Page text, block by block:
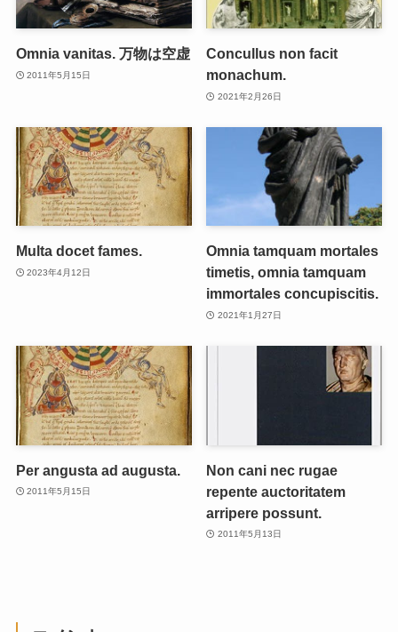
Omnia vanitas. 万物は空虚
2011年5月15日
Concullus non facit
monachum.
2021年2月26日
Multa docet fames.
2023年4月12日
Omnia tamquam mortales
timetis, omnia tamquam
immortales concupiscitis.
2021年1月27日
Per angusta ad augusta.
2011年5月15日
Non cani nec rugae
repente auctoritatem
arripere possunt.
2011年5月13日